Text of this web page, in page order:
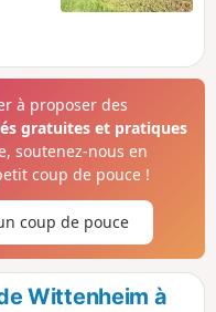
à proposer des
gratuites et pratiques
soutenez-nous en
coup de pouce !
coup de pouce
Wittenheim à